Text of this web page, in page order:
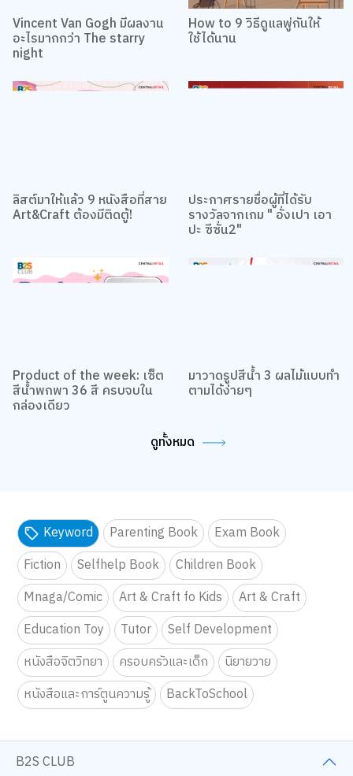
Vincent Van Gogh มีผลงาน
อะไรมากกว่า The starry
night
How to 9 วิธีดูแลพู่กันให้
ใช้ได้นาน
ลิสต์มาให้แล้ว 9 หนังสือที่สาย
Art&Craft ต้องมีติดตู้!
ประกาศรายชื่อผู้ที่ได้รับ
รางวัลจากเกม " อั่งเปา เอา
ปะ ซีซั่น2"
Product of the week: เซ็ต
สีน้ำพกพา 36 สี ครบจบใน
กล่องเดียว
มาวาดรูปสีน้ำ 3 ผลไม้แบบทำ
ตามได้ง่ายๆ
ดูทั้งหมด
Keyword Parenting Book
Exam Book
Fiction
Selfhelp Book
Children Book
Mnaga/Comic
Art & Craft fo Kids
Art & Craft
Education Toy
Tutor
Self Development
หนังสือจิตวิทยา
ครอบครัวและเด็ก
นิยายวาย
หนังสือและการ์ตูนความรู้
BackToSchool